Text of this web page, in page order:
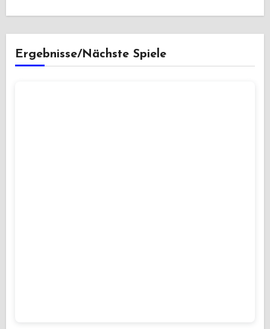
Ergebnisse/Nächste Spiele